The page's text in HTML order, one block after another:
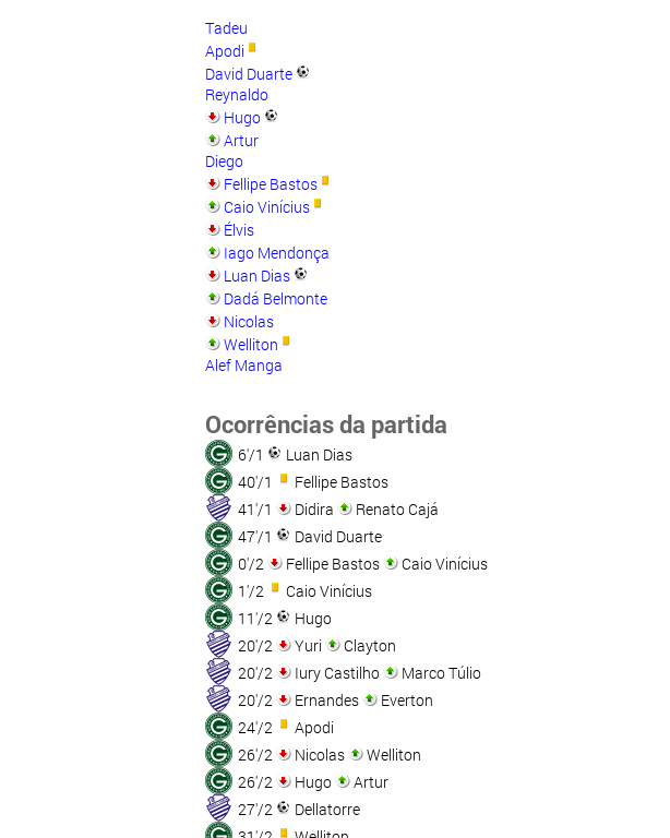
Tadeu
Apodi
David Duarte
Reynaldo
Hugo
Artur
Diego
Fellipe Bastos
Caio Vinícius
Élvis
Iago Mendonça
Luan Dias
Dadá Belmonte
Nicolas
Welliton
Alef Manga
Ocorrências da partida
6'/1
Luan Dias
40'/1
Fellipe Bastos
41'/1
Didira
Renato Cajá
47'/1
David Duarte
0'/2
Fellipe Bastos
Caio Vinícius
1'/2
Caio Vinícius
11'/2
Hugo
20'/2
Yuri
Clayton
20'/2
Iury Castilho
Marco Túlio
20'/2
Ernandes
Everton
24'/2
Apodi
26'/2
Nicolas
Welliton
26'/2
Hugo
Artur
27'/2
Dellatorre